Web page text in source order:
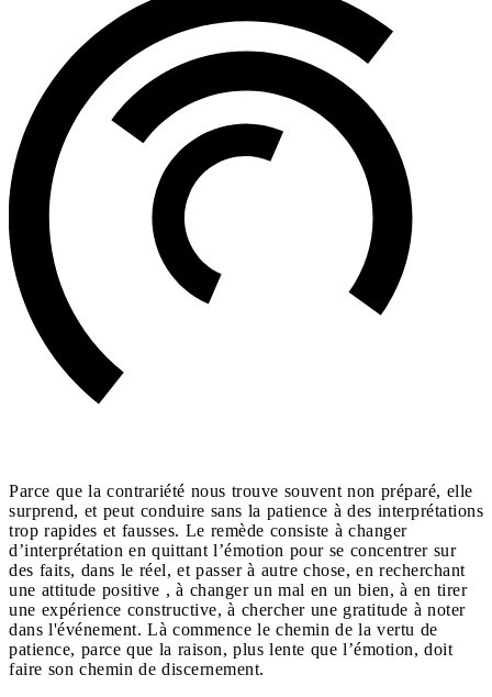
Parce que la contrariété nous trouve souvent non préparé, elle
surprend, et peut conduire sans la patience à des interprétations
trop rapides et fausses. Le remède consiste à changer
d’interprétation en quittant l’émotion pour se concentrer sur
des faits, dans le réel, et passer à autre chose, en recherchant
une attitude positive , à changer un mal en un bien, à en tirer
une expérience constructive, à chercher une gratitude à noter
dans l'événement. Là commence le chemin de la vertu de
patience, parce que la raison, plus lente que l’émotion, doit
faire son chemin de discernement.